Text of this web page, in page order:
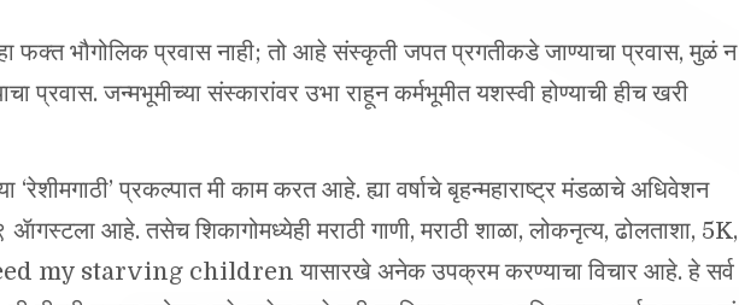
प्रवास. जन्मभूमीच्या संस्कारांवर उभा राहून कर्मभूमीत यशस्वी होण्याची हीच खरी
आहे. तसेच शिकागोमध्येही मराठी गाणी, मराठी शाळा, लोकनृत्य, ढोलताशा, 5K,
my starving children यासारखे अनेक उपक्रम करण्याचा विचार आहे. हे सर्व
ची टीमही माझ्या बरोबर आहे. तसेच माझे पती नरसिम्हा कामत आणि मुलगा आर्यन कामत यांच